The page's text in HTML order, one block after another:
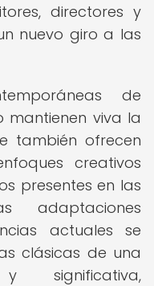
directores y
nuevo giro a las
de
mantienen viva la
también ofrecen
creativos
presentes en las
adaptaciones
actuales se
clásicas de una
significativa,